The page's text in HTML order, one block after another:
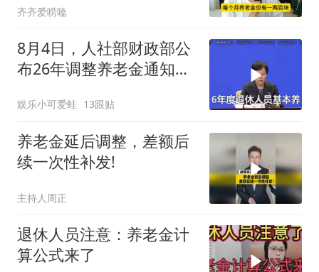
齐齐爱唠嗑
8月4日，人社部财政部公
布26年调整养老金通知了
娱乐小可爱蛙 13跟贴
养老金延后调整，差额后
续一次性补发!
主持人周正
退休人员注意：养老金计
算公式来了